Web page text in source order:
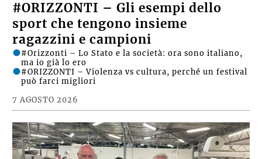
#ORIZZONTI – Gli esempi dello
sport che tengono insieme
ragazzini e campioni
7 AGOSTO 2026
#Orizzonti – Lo Stato e la società: ora sono italiano,
ma io già lo ero
#ORIZZONTI – Violenza vs cultura, perché un festival
può farci migliori